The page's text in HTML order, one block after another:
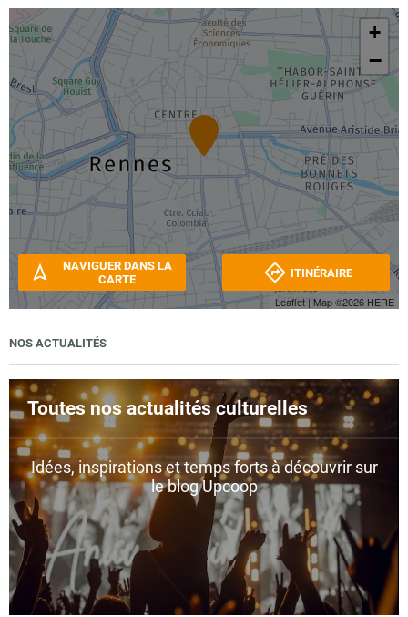
+
−
Leaflet | Map ©2026 HERE
NAVIGUER DANS LA
CARTE
ITINÉRAIRE
NOS ACTUALITÉS
Toutes nos actualités culturelles
Idées, inspirations et temps forts à découvrir sur
le blog Upcoop